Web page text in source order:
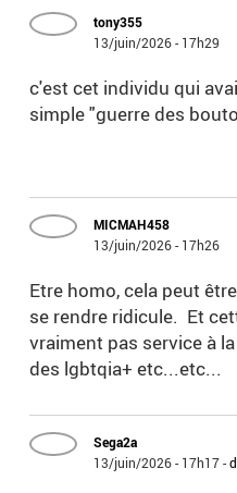
tony355
13/juin/2026 - 17h29
c'est cet individu qui
simple "guerre des
MICMAH458
13/juin/2026 - 17h26
Etre homo, cela peut
se rendre ridicule. Et
vraiment pas service à
des lgbtqia+ etc...etc...
Sega2a
13/juin/2026 - 17h17-